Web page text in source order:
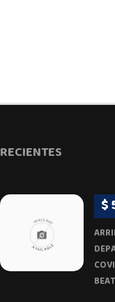
RECIENTES
$